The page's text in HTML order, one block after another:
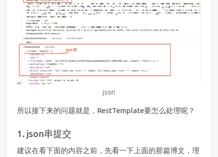
json
所以接下来的问题就是，RestTemplate要怎么处理呢？
1. json串提交
建议在看下面的内容之前，先看一下上面的那篇博文，理